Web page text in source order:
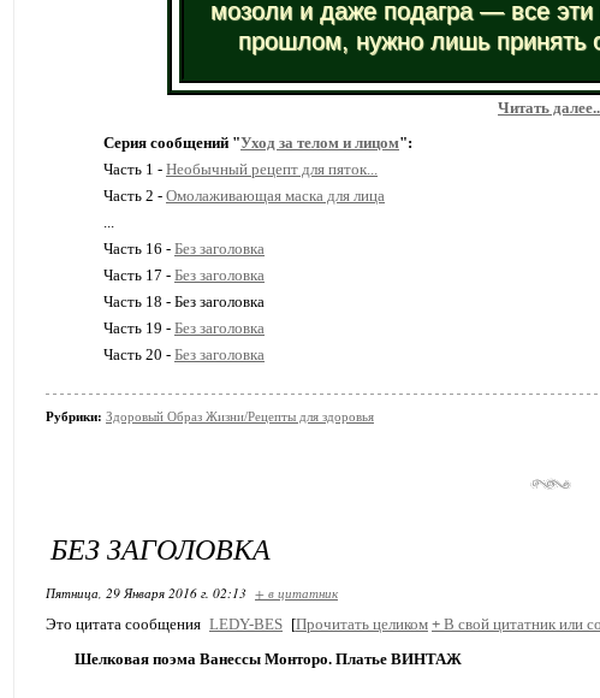
мозоли и даже подагра — все эти
прошлом, нужно лишь принять
Читать
Серия сообщений "Уход за телом и лицом":
Часть 1 - Необычный рецепт для пяток...
Часть 2 - Омолаживающая маска для лица
...
Часть 16 - Без заголовка
Часть 17 - Без заголовка
Часть 18 - Без заголовка
Часть 19 - Без заголовка
Часть 20 - Без заголовка
Рубрики: Здоровый Образ Жизни/Рецепты для здоровья
БЕЗ ЗАГОЛОВКА
Пятница, 29 Января 2016 г. 02:13 + в цитатник
Это цитата сообщения LEDY-BES [Прочитать целиком + В свой цитатник или
Шелковая поэма Ванессы Монторо. Платье ВИНТАЖ